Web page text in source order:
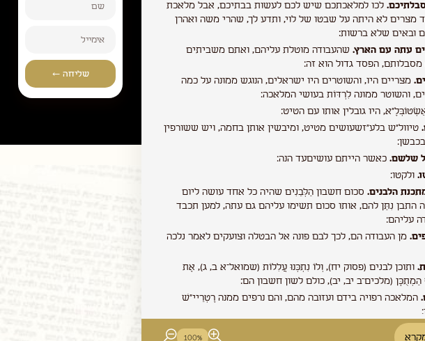
לכו למלאכתכם שיש לכם לעשות בבתיכם, אבל מלאכת
מצרים לא היתה על שבטו של לוי, ותדע לך, שהרי משה ואהרן
ובאים שלא ברשות:
עתה עם הארץ. שהעבודה מוטלת עליהם, ואתם משביתים
מסבלותם, הפסד גדול הוא זה:
מצריים היו, והשוטרים היו ישראלים, הנוגש ממונה על כמה
והשוטר ממונה לִרְדּוֹת בעושי המלאכה:
היו גובלין אותו עם הטיט:
טיוול"ש בלע"זשעושים מטיט, ומיבשין אותן בחמה, ויש ששורפין
שלשם. כאשר הייתם עושיםעד הנה:
ולקטו:
הלבנים. סכום חשבון הַלְּבֵנִים שהיה כל אחד עושה ליום
התבן נִתַּן להם, אותו סכום תשימו עליהם גם עתה, למען תכבד
עליהם:
מן העבודה הם, לכך לבם פונה אל הבטלה וצועקים לאמר נלכה
ותוכן לבנים (פסוק יח), וְלוֹ נִתְכְּנוּ עֲלִלוֹת (שמואל־א ב, ג), אֶת
(מלכים־ב יב, יב), כולם לשון חשבון הם:
המלאכה רפויה בידם ועזובה מהם, והם נרפים ממנה רֶטְרֵיי"שׁ
בדברי שקר.
ואל יהגו וידברו תמיד בדברי רוח, לאמר נלכה
100%
שליחה ←